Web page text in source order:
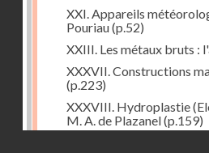
XXI. Appareils
Pouriau(p.52)
XXIII. Les métaux bruts :
XXXVII. Constructions
(p.223)
XXXVIII. Hydroplastie
M. A. de Plazanel(p.159)